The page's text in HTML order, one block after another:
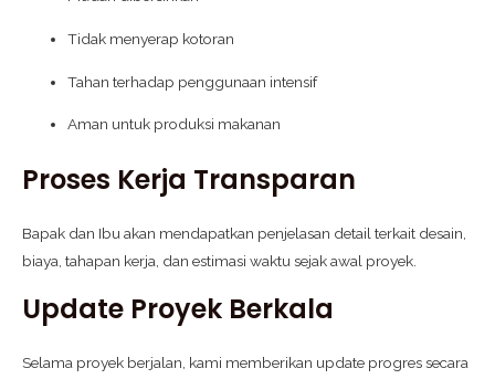
Tidak menyerap kotoran
Tahan terhadap penggunaan intensif
Aman untuk produksi makanan
Proses Kerja Transparan
Bapak dan Ibu akan mendapatkan penjelasan detail terkait desain,
biaya, tahapan kerja, dan estimasi waktu sejak awal proyek.
Update Proyek Berkala
Selama proyek berjalan, kami memberikan update progres secara